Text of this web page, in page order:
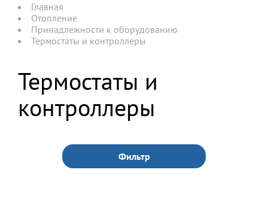
Главная
Отопление
Принадлежности к оборудованию
Термостаты и контроллеры
Термостаты и
контроллеры
Фильтр